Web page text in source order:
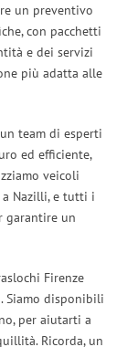
un preventivo
con pacchetti
e dei servizi
più adatta alle
team di esperti
ed efficiente,
veicoli
Nazilli, e tutti i
garantire un
Firenze
Siamo disponibili
per aiutarti a
Ricorda, un